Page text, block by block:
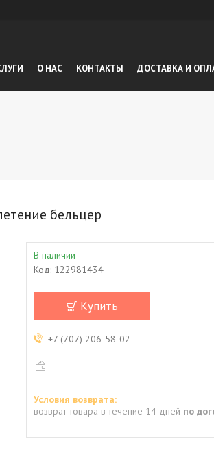
О НАС КОНТАКТЫ ДОСТАВКА И
бельцер
В наличии
Код: 122981434
Купить
+7 (707) 206-58-02
возврат товара в течение 14 дней по